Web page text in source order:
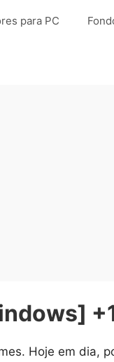
para PC
Hoje em dia,